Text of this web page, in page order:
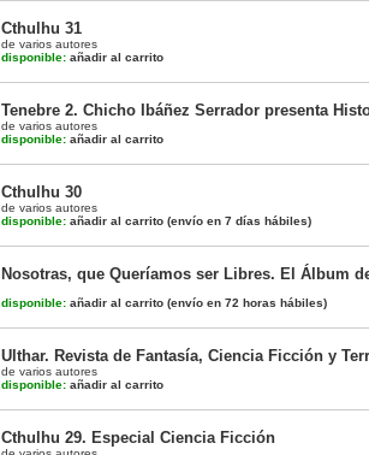
Cthulhu 31
de varios autores
disponible: añadir al carrito
Tenebre 2. Chicho Ibáñez Serrador presenta
de varios autores
disponible: añadir al carrito
Cthulhu 30
de varios autores
disponible: añadir al carrito (envío en 7 días hábiles)
Nosotras, que Queríamos ser Libres. El Álbum
disponible: añadir al carrito (envío en 72 horas hábiles)
Ulthar. Revista de Fantasía, Ciencia Ficción y
de varios autores
disponible: añadir al carrito
Cthulhu 29. Especial Ciencia Ficción